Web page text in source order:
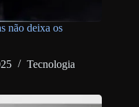
não deixa os
Tecnologia